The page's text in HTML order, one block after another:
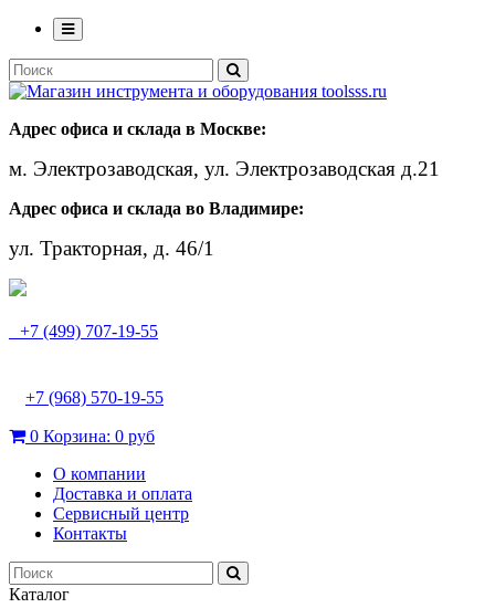
Адрес офиса и склада в Москве:
м. Электрозаводская, ул. Электрозаводская д.21
Адрес офиса и склада во Владимире:
ул. Тракторная, д. 46/1
+7 (499) 707-19-55
+7 (968) 570-19-55
0 Корзина: 0 руб
О компании
Доставка и оплата
Сервисный центр
Контакты
Каталог